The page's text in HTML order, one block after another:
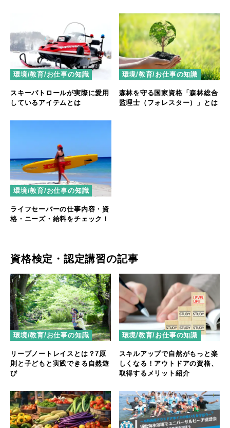
環境/教育/お仕事の知識
スキーパトロールが実際に愛用
しているアイテムとは
環境/教育/お仕事の知識
森林を守る国家資格「森林総合
監理士（フォレスター）」とは
環境/教育/お仕事の知識
ライフセーバーの仕事内容・資
格・ニーズ・給料をチェック！
資格検定・認定講習の記事
環境/教育/お仕事の知識
リーブノートレイスとは？7原
則と子どもと実践できる自然遊
び
環境/教育/お仕事の知識
スキルアップで自然がもっと楽
しくなる！アウトドアの資格、
取得するメリット紹介